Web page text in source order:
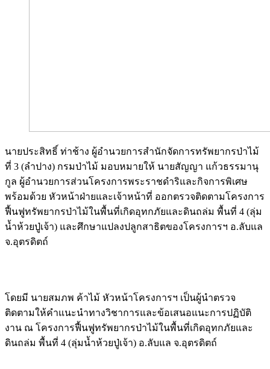
นายประสิทธิ์ ท่าช้าง ผู้อำนวยการสํานักจัดการทรัพยากรป่าไม้
ที่ 3 (ลำปาง) กรมป่าไม้ มอบหมายให้ นายสัญญา แก้วธรรมานุ
กูล ผู้อำนวยการส่วนโครงการพระราชดำริและกิจการพิเศษ
พร้อมด้วย หัวหน้าฝ่ายและเจ้าหน้าที่ ออกตรวจติดตามโครงการ
ฟื้นฟูทรัพยากรป่าไม้ในพื้นที่เกิดอุทกภัยและดินถล่ม พื้นที่ 4 (ลุ่ม
น้ำห้วยปู่เจ้า) และศึกษาแปลงปลูกสาธิตของโครงการฯ อ.ลับแล
จ.อุตรดิตถ์
โดยมี นายสมภพ ค้าไม้ หัวหน้าโครงการฯ เป็นผู้นำตรวจ
ติดตามให้คำแนะนำทางวิชาการและข้อเสนอแนะการปฏิบัติ
งาน ณ โครงการฟื้นฟูทรัพยากรป่าไม้ในพื้นที่เกิดอุทกภัยและ
ดินถล่ม พื้นที่ 4 (ลุ่มน้ำห้วยปู่เจ้า) อ.ลับแล จ.อุตรดิตถ์